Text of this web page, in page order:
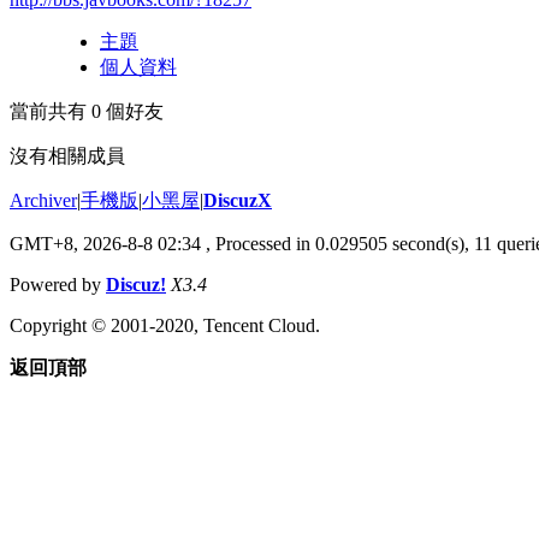
主題
個人資料
當前共有 0 個好友
沒有相關成員
Archiver|手機版|小黑屋|DiscuzX
GMT+8, 2026-8-8 02:34 , Processed in 0.029505 second(s), 11
Powered by Discuz! X3.4
Copyright © 2001-2020, Tencent Cloud.
返回頂部